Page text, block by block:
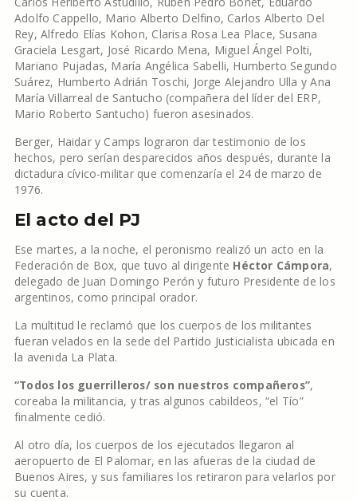
Adolfo Cappello, Mario Alberto Delfino, Carlos Alberto Del
Rey, Alfredo Elías Kohon, Clarisa Rosa Lea Place, Susana
Graciela Lesgart, José Ricardo Mena, Miguel Ángel Polti,
Mariano Pujadas, María Angélica Sabelli, Humberto Segundo
Suárez, Humberto Adrián Toschi, Jorge Alejandro Ulla y Ana
María Villarreal de Santucho (compañera del líder del ERP,
Mario Roberto Santucho) fueron asesinados.
Berger, Haidar y Camps lograron dar testimonio de los
hechos, pero serían desparecidos años después, durante la
dictadura cívico-militar que comenzaría el 24 de marzo de
1976.
El acto del PJ
Ese martes, a la noche, el peronismo realizó un acto en la
Federación de Box, que tuvo al dirigente Héctor Cámpora,
delegado de Juan Domingo Perón y futuro Presidente de los
argentinos, como principal orador.
La multitud le reclamó que los cuerpos de los militantes
fueran velados en la sede del Partido Justicialista ubicada en
la avenida La Plata.
“Todos los guerrilleros/ son nuestros compañeros”,
coreaba la militancia, y tras algunos cabildeos, “el Tío”
finalmente cedió.
Al otro día, los cuerpos de los ejecutados llegaron al
aeropuerto de El Palomar, en las afueras de la ciudad de
Buenos Aires, y sus familiares los retiraron para velarlos por
su cuenta.